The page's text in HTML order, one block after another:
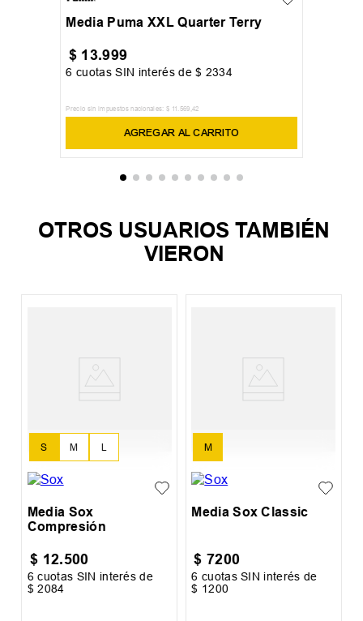
Media Puma XXL Quarter Terry
$ 13.999
6 cuotas SIN interés de$ 2334
Precio sin impuestos nacionales: $ 11 .569 ,42
AGREGAR AL CARRITO
OTROS USUARIOS TAMBIÉN
VIERON
S L
M
Media Sox
Compresión
$ 12.500
6 cuotas SIN interés de
$ 2084
M
Media Sox Classic
$ 7200
6 cuotas SIN interés de
$ 1200